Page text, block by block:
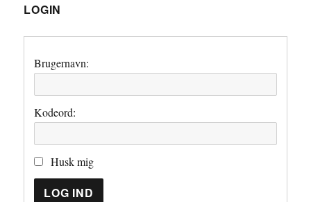
LOGIN
Brugernavn:
Kodeord:
Husk mig
LOG IND